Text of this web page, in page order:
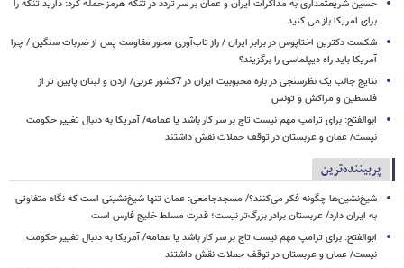
حسین شریعتمداری به مذاکرات ایران و عمان بر سر تردد در تنگه هرمز حمله کرد: دارید تنگه را
برای امریکا باز می کنید
شکست دکترین اختاپوس در برابر ایران / راز تاب‌آوری محور مقاومت پس از ضربات سنگین / چرا
آمریکا باید راه دیپلماسی را برگزیند؟
نتایج جالب یک نظرسنجی در باره محبوبیت ایران در 7کشور عربی/ اردن و لبنان پایین تر از
فلسطین و مراکش و تونس
ابوالفتح: برای ترامپ مهم نیست تاج بر سر کار باشد یا عمامه/ آمریکا به دنبال تغییر حکومت
نیست/ عمان و عربستان در توقف حملات نقش داشتند
پربیننده‌ترین
شیخ‌نشین‌ها چگونه فکر می‌کنند؟/ مسجدجامعی: عمان تنها شیخ‌نشینی است که نگاه متفاوتی
به ایران دارد/ عربستان برادر بزرگ‌تر نیست؛ قدرت مسلط خلیج فارس است
ابوالفتح: برای ترامپ مهم نیست تاج بر سر کار باشد یا عمامه/ آمریکا به دنبال تغییر حکومت
نیست/ عمان و عربستان در توقف حملات نقش داشتند